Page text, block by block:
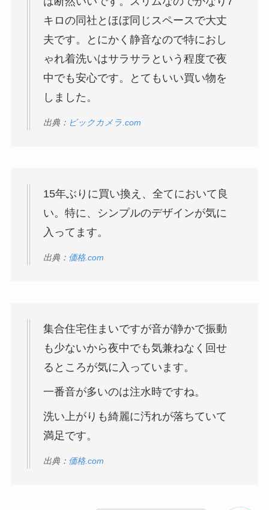
キロの同社とほぼ同じスペースで大丈
夫です。とにかく静音なので特におし
ゃれ着洗いはサラサラという程度で夜
中でも安心です。とてもいい買い物を
しました。
出典： ビックカメラ.com
15年ぶりに買い換え、全てにおいて良
い。特に、シンプルのデザインが気に
入ってます。
出典： 価格.com
集合住宅住まいですが音が静かで振動
も少ないから夜中でも気兼ねなく回せ
るところが気に入っています。
一番音が多いのは注水時ですね。
洗い上がりも綺麗に汚れが落ちていて
満足です。
出典： 価格.com